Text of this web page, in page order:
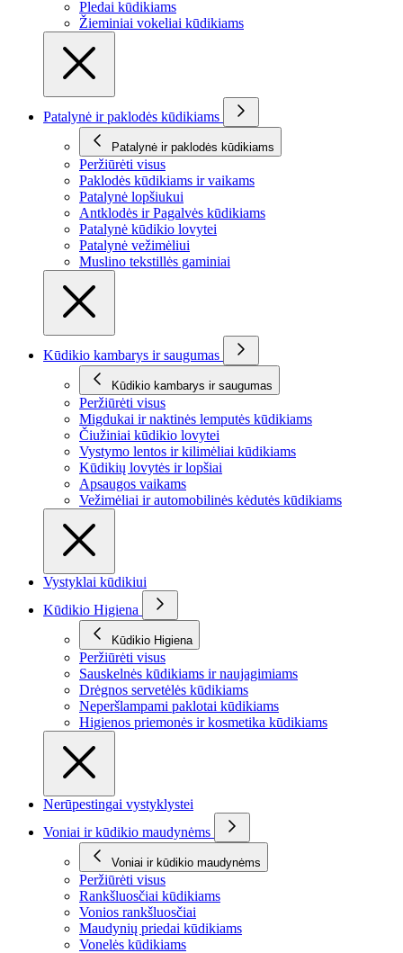
Pledai kūdikiams
Žieminiai vokeliai kūdikiams
Patalynė ir paklodės kūdikiams
Patalynė ir paklodės kūdikiams
Peržiūrėti visus
Paklodės kūdikiams ir vaikams
Patalynė lopšiukui
Antklodės ir Pagalvės kūdikiams
Patalynė kūdikio lovytei
Patalynė vežimėliui
Muslino tekstillės gaminiai
Kūdikio kambarys ir saugumas
Kūdikio kambarys ir saugumas
Peržiūrėti visus
Migdukai ir naktinės lemputės kūdikiams
Čiužiniai kūdikio lovytei
Vystymo lentos ir kilimėliai kūdikiams
Kūdikių lovytės ir lopšiai
Apsaugos vaikams
Vežimėliai ir automobilinės kėdutės kūdikiams
Vystyklai kūdikiui
Kūdikio Higiena
Kūdikio Higiena
Peržiūrėti visus
Sauskelnės kūdikiams ir naujagimiams
Drėgnos servetėlės kūdikiams
Neperšlampami paklotai kūdikiams
Higienos priemonės ir kosmetika kūdikiams
Nerūpestingai vystyklystei
Voniai ir kūdikio maudynėms
Voniai ir kūdikio maudynėms
Peržiūrėti visus
Rankšluosčiai kūdikiams
Vonios rankšluosčiai
Maudynių priedai kūdikiams
Vonelės kūdikiams